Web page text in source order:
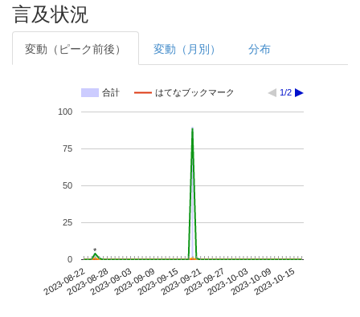
言及状況
変動（ピーク前後） 変動（月別） 分布
合計 はてなブックマーク 1/2
2023-08-222023-08-282023-09-032023-09-092023-09-152023-09-212023-09-272023-10-032023-10-092023-10-15
0
25
50
75
100
**